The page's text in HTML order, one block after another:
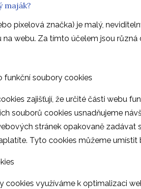
maják?
pixelová značka) je malý,
webu. Za tímto účelem jsou
funkční soubory cookies
zajišťují, že určité části webu
souborů cookies usnadňujeme
stránek opakovaně
Tyto cookies můžeme umístit
cookies využíváme k optimalizaci